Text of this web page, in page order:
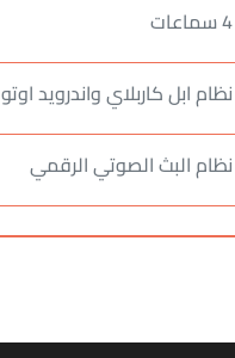
4 سماعات
نظام ابل كاربلاي واندرويد اوتو
نظام البث الصوتي الرقمي